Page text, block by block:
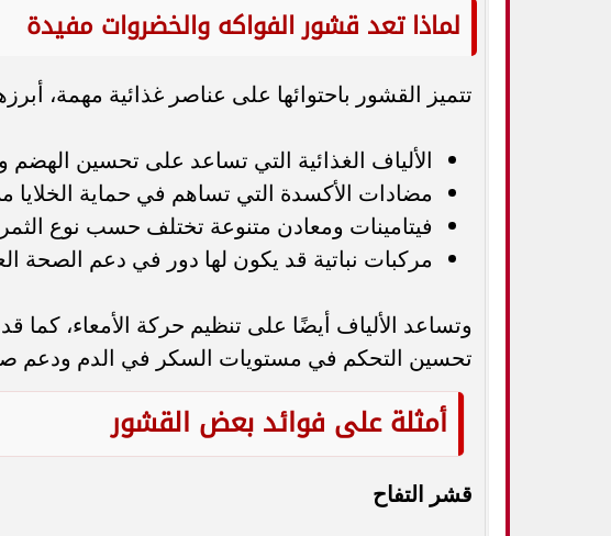
لماذا تعد قشور الفواكه والخضروات مفيدة
تتميز القشور باحتوائها على عناصر غذائية مهمة،
الألياف الغذائية التي تساعد على تحسين الهضم
مضادات الأكسدة التي تساهم في حماية الخلايا
فيتامينات ومعادن متنوعة تختلف حسب نوع
مركبات نباتية قد يكون لها دور في دعم الصحة
وتساعد الألياف أيضًا على تنظيم حركة الأمعاء،
تحسين التحكم في مستويات السكر في الدم ودعم
أمثلة على فوائد بعض القشور
قشر التفاح